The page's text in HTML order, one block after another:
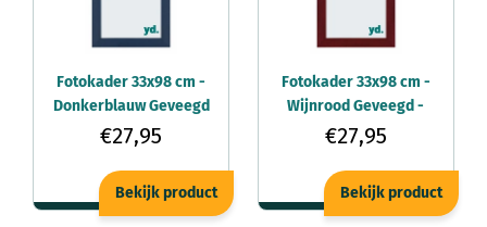
Fotokader 33x98 cm -
Donkerblauw Geveegd
- MDF - Mura
€27,95
Bekijk product
Fotokader 33x98 cm -
Wijnrood Geveegd -
MDF - Mura
€27,95
Bekijk product